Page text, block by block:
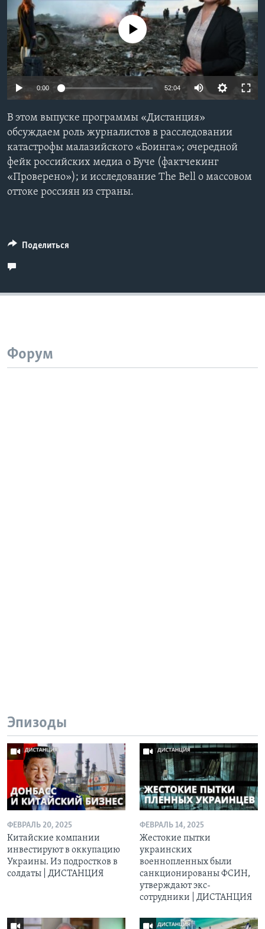
Learning English
СОЦИАЛЬНЫЕ СЕТИ
No media source currently available
0:00 52:04
В этом выпуске программы «Дистанция»
обсуждаем роль журналистов в расследовании
катастрофы малазийского «Боинга»; очередной
фейк российских медиа о Буче (фактчекинг
«Проверено»); и исследование The Bell о массовом
оттоке россиян из страны.
Поделиться
Форум
Эпизоды
ФЕВРАЛЬ 20, 2025
Китайские компании
инвестируют в оккупацию
Украины. Из подростков в
солдаты | ДИСТАНЦИЯ
ФЕВРАЛЬ 14, 2025
Жестокие пытки
украинских
военнопленных были
санкционированы ФСИН,
утверждают экс-
сотрудники | ДИСТАНЦИЯ